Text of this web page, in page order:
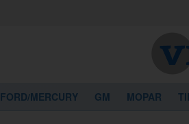
FORD/MERCURY GM MOPAR